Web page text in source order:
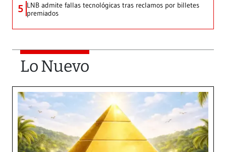
5 LNB admite fallas tecnológicas tras reclamos por billetes
premiados
Lo Nuevo